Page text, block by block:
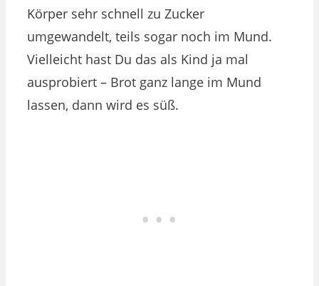
Körper sehr schnell zu Zucker
umgewandelt, teils sogar noch im Mund.
Vielleicht hast Du das als Kind ja mal
ausprobiert – Brot ganz lange im Mund
lassen, dann wird es süß.